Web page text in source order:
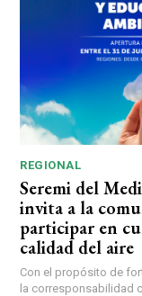
REGIONAL
Seremi del
invita a la
participar en
calidad del aire
Con el propósito de
la corresponsabilidad